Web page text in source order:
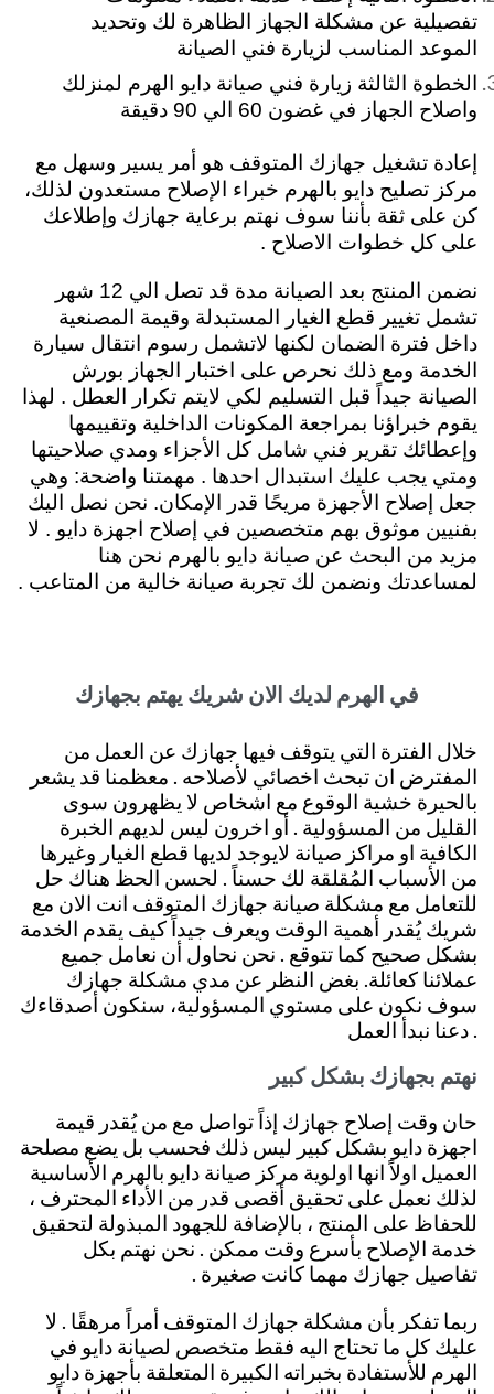
تفصيلية عن مشكلة الجهاز الظاهرة لك وتحديد
الموعد المناسب لزيارة فني الصيانة
الخطوة الثالثة زيارة فني صيانة دايو الهرم لمنزلك
واصلاح الجهاز في غضون 60 الي 90 دقيقة
إعادة تشغيل جهازك المتوقف هو أمر يسير وسهل مع
مركز تصليح دايو بالهرم خبراء الإصلاح مستعدون لذلك،
كن على ثقة بأننا سوف نهتم برعاية جهازك وإطلاعك
على كل خطوات الاصلاح .
نضمن المنتج بعد الصيانة مدة قد تصل الي 12 شهر
تشمل تغيير قطع الغيار المستبدلة وقيمة المصنعية
داخل فترة الضمان لكنها لاتشمل رسوم انتقال سيارة
الخدمة ومع ذلك نحرص على اختبار الجهاز بورش
الصيانة جيداً قبل التسليم لكي لايتم تكرار العطل . لهذا
يقوم خبراؤنا بمراجعة المكونات الداخلية وتقييمها
وإعطائك تقرير فني شامل كل الأجزاء ومدي صلاحيتها
ومتي يجب عليك استبدال احدها . مهمتنا واضحة: وهي
جعل إصلاح الأجهزة مريحًا قدر الإمكان. نحن نصل اليك
بفنيين موثوق بهم متخصصين في إصلاح اجهزة دايو . لا
مزيد من البحث عن صيانة دايو بالهرم نحن هنا
لمساعدتك ونضمن لك تجربة صيانة خالية من المتاعب .
في الهرم لديك الان شريك يهتم بجهازك
خلال الفترة التي يتوقف فيها جهازك عن العمل من
المفترض ان تبحث اخصائي لأصلاحه . معظمنا قد يشعر
بالحيرة خشية الوقوع مع اشخاص لا يظهرون سوى
القليل من المسؤولية . أو اخرون ليس لديهم الخبرة
الكافية او مراكز صيانة لايوجد لديها قطع الغيار وغيرها
من الأسباب المُقلقة لك حسناً . لحسن الحظ هناك حل
للتعامل مع مشكلة صيانة جهازك المتوقف انت الان مع
شريك يُقدر أهمية الوقت ويعرف جيداً كيف يقدم الخدمة
بشكل صحيح كما تتوقع . نحن نحاول أن نعامل جميع
عملائنا كعائلة. بغض النظر عن مدي مشكلة جهازك
سوف نكون على مستوي المسؤولية، سنكون أصدقاءك
. دعنا نبدأ العمل
نهتم بجهازك بشكل كبير
حان وقت إصلاح جهازك إذاً تواصل مع من يُقدر قيمة
اجهزة دايو بشكل كبير ليس ذلك فحسب بل يضع مصلحة
العميل اولاً انها اولوية مركز صيانة دايو بالهرم الأساسية
لذلك نعمل على تحقيق أقصى قدر من الأداء المحترف ،
للحفاظ على المنتج ، بالإضافة للجهود المبذولة لتحقيق
خدمة الإصلاح بأسرع وقت ممكن . نحن نهتم بكل
تفاصيل جهازك مهما كانت صغيرة .
ربما تفكر بأن مشكلة جهازك المتوقف أمراً مرهقًا . لا
عليك كل ما تحتاج اليه فقط متخصص لصيانة دايو في
الهرم للأستفادة بخبراته الكبيرة المتعلقة بأجهزة دايو